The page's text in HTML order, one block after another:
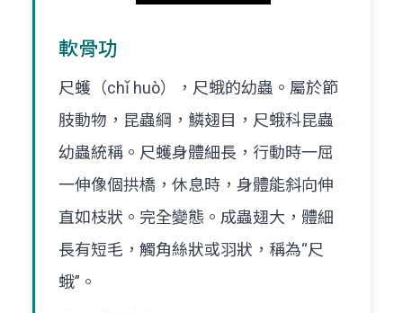
軟骨功
尺蠖（chǐ huò），尺蛾的幼蟲。屬於節
肢動物，昆蟲綱，鱗翅目，尺蛾科昆蟲
幼蟲統稱。尺蠖身體細長，行動時一屈
一伸像個拱橋，休息時，身體能斜向伸
直如枝狀。完全變態。成蟲翅大，體細
長有短毛，觸角絲狀或羽狀，稱為“尺
蛾”。